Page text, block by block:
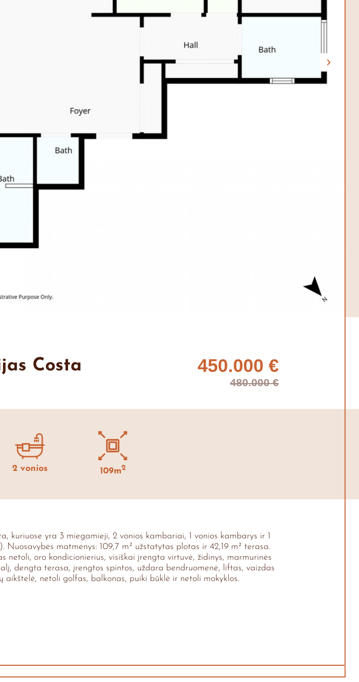
Costa 450.000 €
480.000 €
2 vonios 109m2
yra 3 miegamieji, 2 vonios kambariai, 1 vonios kambarys ir 1
matmenys: 109,7 m² užstatytas plotas ir 42,19 m² terasa.
netoli, oro kondicionierius, visiškai įrengta virtuvė, židinys, marmurinės
dengta terasa, įrengtos spintos, uždara bendruomenė, liftas, vaizdas
netoli golfas, balkonas, puiki būklė ir netoli mokyklos.